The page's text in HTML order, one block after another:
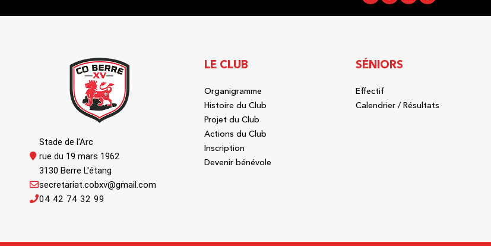
Stade de l'Arc
rue du 19 mars 1962
3130 Berre L'étang
04 42 74 32 99
secretariat.cobxv@gmail.com
LE CLUB
Organigramme
Histoire du Club
Projet du Club
Actions du Club
Inscription
Devenir bénévole
SÉNIORS
Effectif
Calendrier / Résultats